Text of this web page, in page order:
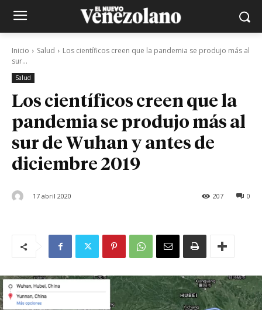
Inicio Salud
Los científicos creen que la pandemia se produjo más al
sur...
Salud
Los científicos creen que la
pandemia se produjo más al
sur de Wuhan y antes de
diciembre 2019
17 abril 2020 0
207